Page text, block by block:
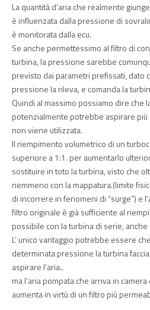
La quantità d’aria che realmente
è influenzata dalla pressione di
è monitorata dalla ecu.
Se anche permettessimo al filtro di
turbina, la pressione sarebbe
previsto dai parametri prefissati, dato
pressione la rileva, e comanda la
Quindi al massimo possiamo dire che
potenzialmente potrebbe aspirare più
non viene utilizzata.
Il riempimento volumetrico di un
superiore a 1:1. per aumentarlo
sostituire in toto la turbina, visto che
nemmeno con la mappatura.(limite
di incorrere in fenomeni di “surge”) e
filtro originale è già sufficiente al
possibile con la turbina di serie,
L’ unico vantaggio potrebbe essere
determinata pressione la turbina
aspirare l’aria..
ma l’aria pompata che arriva in
aumenta in virtù di un filtro più